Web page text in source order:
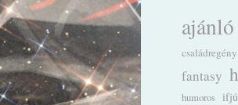
ajánló
családregény
fantasy
humoros